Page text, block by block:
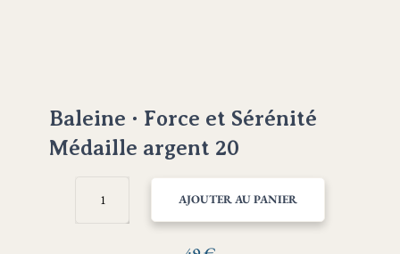
Baleine · Force et Sérénité
Médaille argent 20
QUANTITÉ
BALEINE
AJOUTER AU PANIER